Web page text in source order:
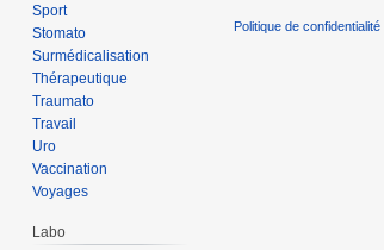
Sport
Stomato
Surmédicalisation
Thérapeutique
Traumato
Travail
Uro
Vaccination
Voyages
Labo
Politique de confidentialité